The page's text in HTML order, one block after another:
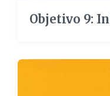
Objetivo 9: